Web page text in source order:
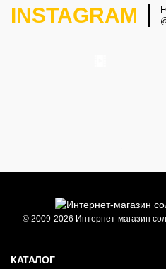
INSTAGRAM
© 2009-2026 Интернет-магазин
КАТАЛОГ